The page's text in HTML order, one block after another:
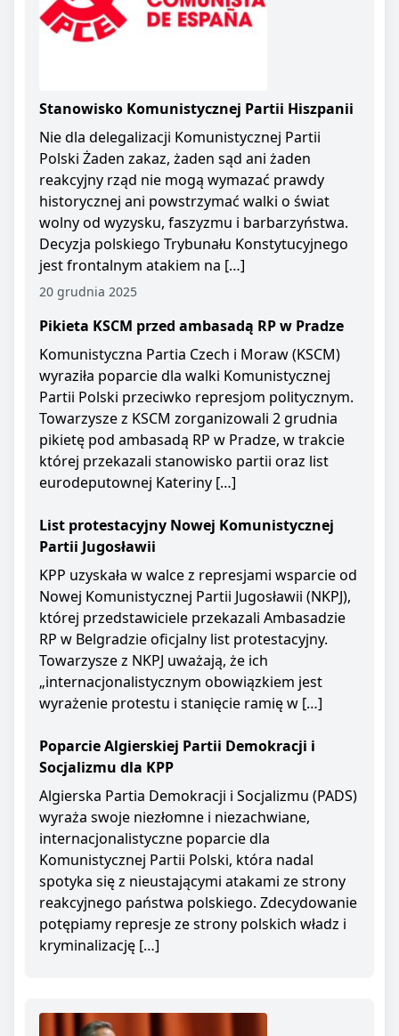
Stanowisko Komunistycznej Partii Hiszpanii
Nie dla delegalizacji Komunistycznej Partii
Polski Żaden zakaz, żaden sąd ani żaden
reakcyjny rząd nie mogą wymazać prawdy
historycznej ani powstrzymać walki o świat
wolny od wyzysku, faszyzmu i barbarzyństwa.
Decyzja polskiego Trybunału Konstytucyjnego
jest frontalnym atakiem na […]
20 grudnia 2025
Pikieta KSCM przed ambasadą RP w Pradze
Komunistyczna Partia Czech i Moraw (KSCM)
wyraziła poparcie dla walki Komunistycznej
Partii Polski przeciwko represjom politycznym.
Towarzysze z KSCM zorganizowali 2 grudnia
pikietę pod ambasadą RP w Pradze, w trakcie
której przekazali stanowisko partii oraz list
eurodeputownej Kateriny […]
List protestacyjny Nowej Komunistycznej
Partii Jugosławii
KPP uzyskała w walce z represjami wsparcie od
Nowej Komunistycznej Partii Jugosławii (NKPJ),
której przedstawiciele przekazali Ambasadzie
RP w Belgradzie oficjalny list protestacyjny.
Towarzysze z NKPJ uważają, że ich
„internacjonalistycznym obowiązkiem jest
wyrażenie protestu i stanięcie ramię w […]
Poparcie Algierskiej Partii Demokracji i
Socjalizmu dla KPP
Algierska Partia Demokracji i Socjalizmu (PADS)
wyraża swoje niezłomne i niezachwiane,
internacjonalistyczne poparcie dla
Komunistycznej Partii Polski, która nadal
spotyka się z nieustającymi atakami ze strony
reakcyjnego państwa polskiego. Zdecydowanie
potępiamy represje ze strony polskich władz i
kryminalizację […]